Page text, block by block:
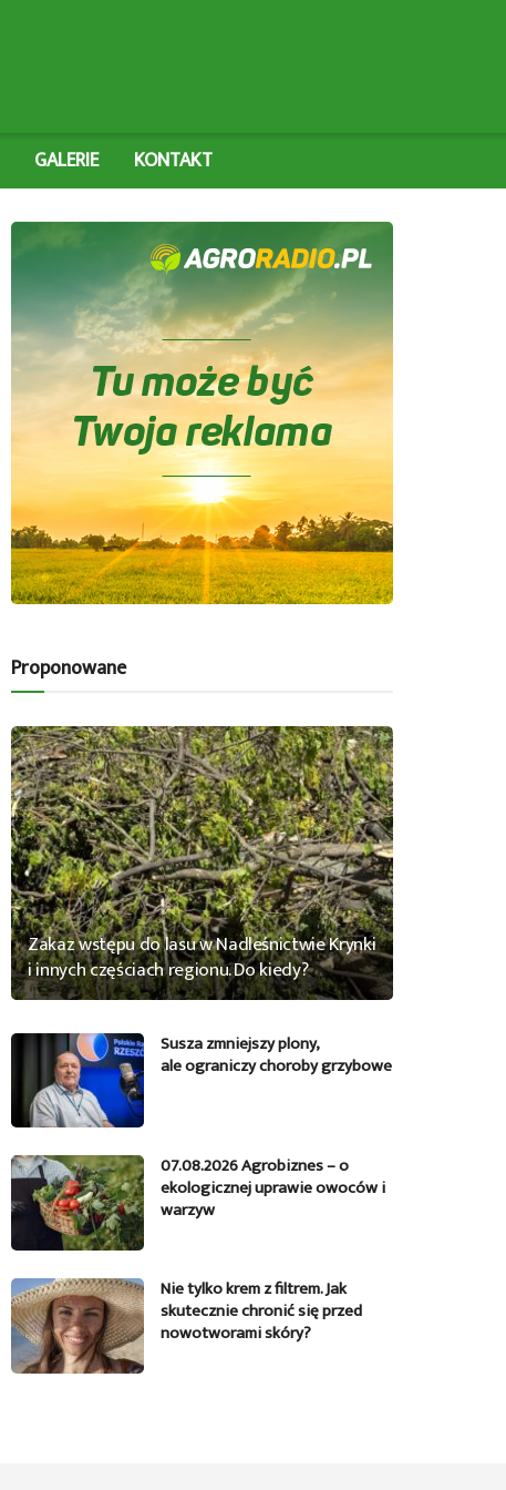
GALERIE KONTAKT
Proponowane
Zakaz wstępu do lasu w Nadleśnictwie Krynki
i innych częściach regionu. Do kiedy?
Susza zmniejszy plony,
ale ograniczy choroby grzybowe
07.08.2026 Agrobiznes – o
ekologicznej uprawie owoców i
warzyw
Nie tylko krem z filtrem. Jak
skutecznie chronić się przed
nowotworami skóry?